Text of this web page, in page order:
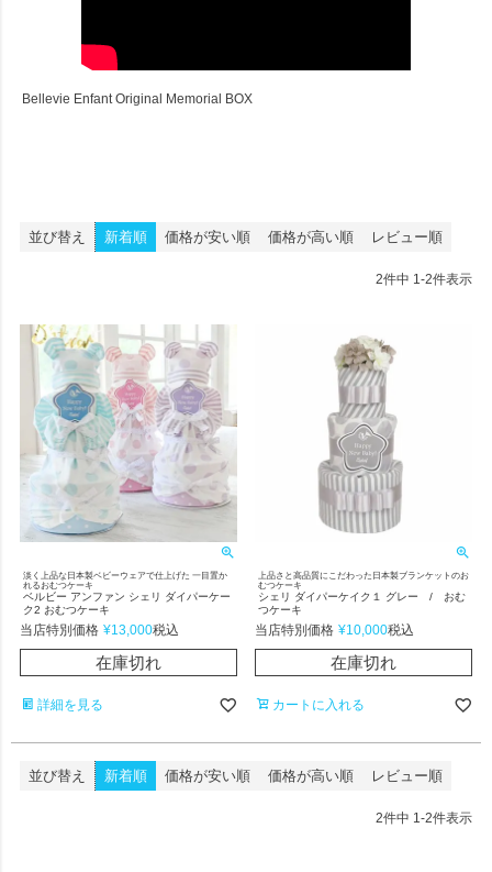
Bellevie Enfant Original Memorial BOX
並び替え 新着順 価格が安い順 価格が高い順 レビュー順
2件中 1-2件表示
淡く上品な日本製ベビーウェアで仕上げた 一目置か
れるおむつケーキ
ベルビー アンファン シェリ ダイパーケー
ク2 おむつケーキ
当店特別価格 ¥13,000税込
在庫切れ
詳細を見る
上品さと高品質にこだわった日本製ブランケットのお
むつケーキ
シェリ ダイパーケイク１ グレー / おむ
つケーキ
当店特別価格 ¥10,000税込
在庫切れ
カートに入れる
並び替え 新着順 価格が安い順 価格が高い順 レビュー順
2件中 1-2件表示